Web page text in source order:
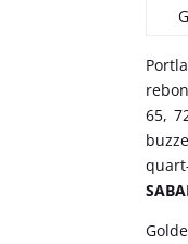
65,